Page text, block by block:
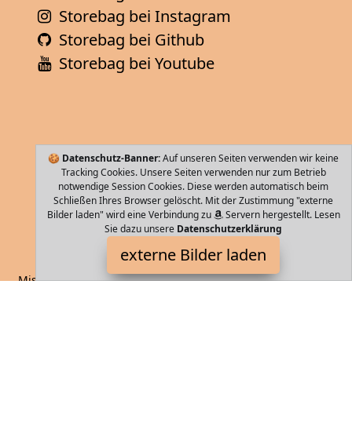
🍪 Datenschutz-Banner:Auf unseren Seiten verwenden wir keine
Tracking Cookies. Unsere Seiten verwenden nur zum Betrieb
notwendige Session Cookies. Diese werden automatisch beim
Schließen Ihres Browser gelöscht. Mit der Zustimmung "externe
Bilder laden" wird eine Verbindung zu
Servern hergestellt. Lesen
Sie dazu unsere Datenschutzerklärung
externe Bilder laden
Storebag bei Instagram
Storebag bei Github
Storebag bei Youtube
BEIBYE
Misc. drehbar für perfekte Mobilität Eine stufenverstellbare